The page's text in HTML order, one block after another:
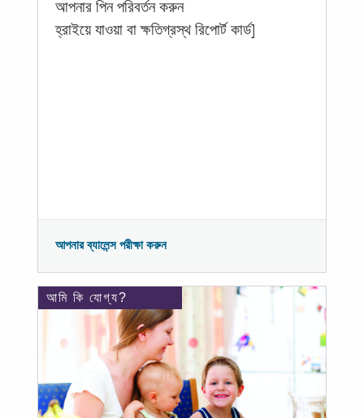
আপনার পিন পরিবর্তন করুন
হ্রাইয়ে যাওয়া বা ক্ষতিগ্রস্থ রিপোর্ট কার্ড]
আপনার ব্যালেন্স পরীক্ষা করুন
আমি কি যোগ্য?